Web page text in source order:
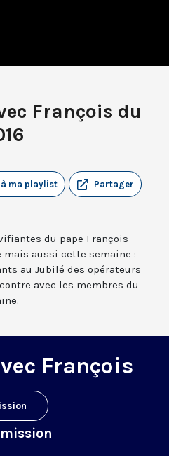
François du
Partager
ma playlist
du pape François
aussi cette semaine :
au Jubilé des opérateurs
avec les membres du
François